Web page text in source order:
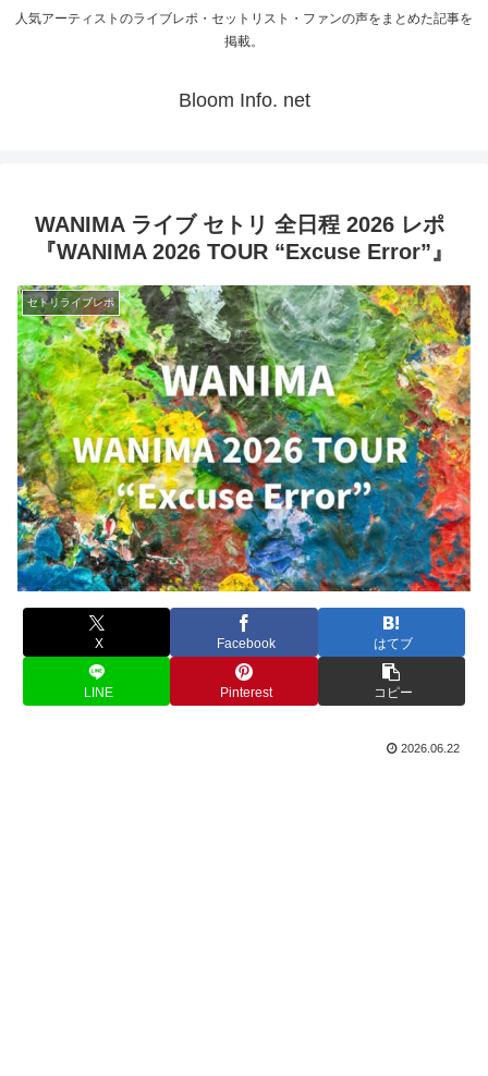
人気アーティストのライブレポ・セットリスト・ファンの声をまとめた記事を
掲載。
Bloom Info. net
WANIMA ライブ セトリ 全日程 2026 レポ
『WANIMA 2026 TOUR “Excuse Error”』
セトリライブレポ
X Facebook はてブ
LINE Pinterest コピー
2026.06.22